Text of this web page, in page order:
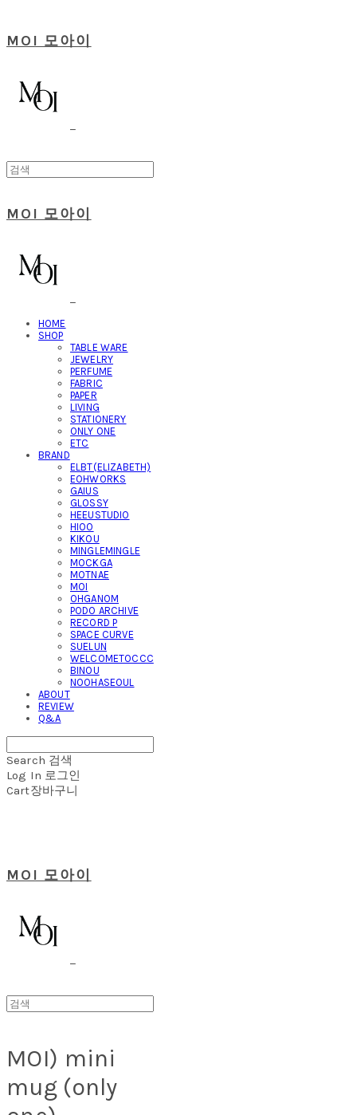
MOI 모아이
MOI 모아이
HOME
SHOP
TABLE WARE
JEWELRY
PERFUME
FABRIC
PAPER
LIVING
STATIONERY
ONLY ONE
ETC
BRAND
ELBT(ELIZABETH)
EOHWORKS
GAIUS
GLOSSY
HEEUSTUDIO
HIOO
KIKOU
MINGLEMINGLE
MOCKGA
MOTNAE
MOI
OHGANOM
PODO ARCHIVE
RECORD P
SPACE CURVE
SUELUN
WELCOMETOCCC
BINOU
NOOHASEOUL
ABOUT
REVIEW
Q&A
Search 검색
Log In 로그인
Cart장바구니
MOI 모아이
MOI) mini
mug (only